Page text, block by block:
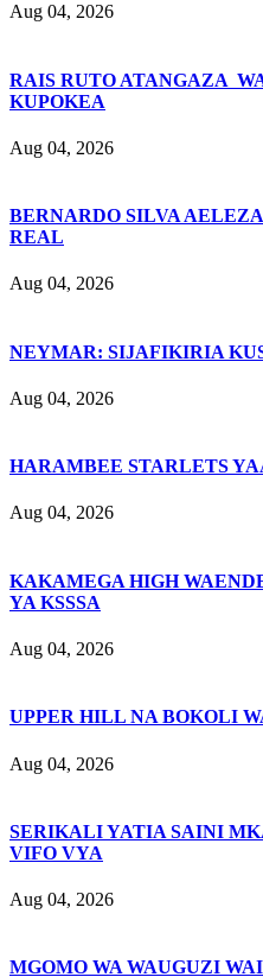
Aug 04, 2026
RAIS RUTO ATANGAZA
KUPOKEA
Aug 04, 2026
BERNARDO SILVA
REAL
Aug 04, 2026
NEYMAR: SIJAFIKIRIA
Aug 04, 2026
HARAMBEE STARLETS
Aug 04, 2026
KAKAMEGA HIGH
YA KSSSA
Aug 04, 2026
UPPER HILL NA BOKOLI
Aug 04, 2026
SERIKALI YATIA SAINI
VIFO VYA
Aug 04, 2026
MGOMO WA WAUGUZI